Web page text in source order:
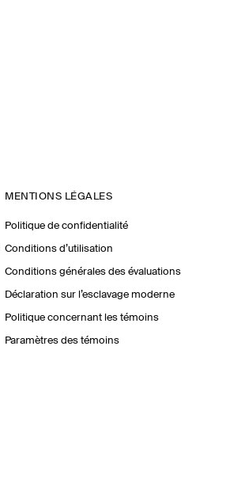
MENTIONS LÉGALES
Politique de confidentialité
Conditions d’utilisation
Conditions générales des évaluations
Déclaration sur l’esclavage moderne
Politique concernant les témoins
Paramètres des témoins